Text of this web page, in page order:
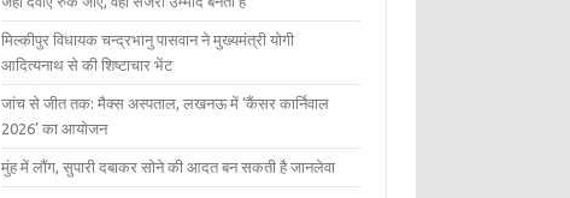
मिल्कीपुर विधायक चन्द्रभानु पासवान ने मुख्यमंत्री योगी
आदित्यनाथ से की शिष्टाचार भेंट
जांच से जीत तक: मैक्स अस्पताल, लखनऊ में ‘कैंसर कार्निवाल
2026’ का आयोजन
मुंह में लौंग, सुपारी दबाकर सोने की आदत बन सकती है जानलेवा